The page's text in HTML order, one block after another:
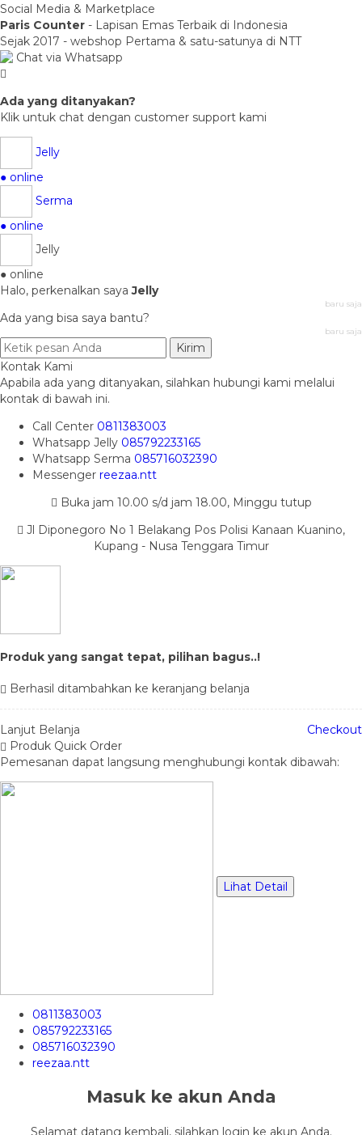
Social Media & Marketplace
Paris Counter - Lapisan Emas Terbaik di Indonesia
Sejak 2017 - webshop Pertama & satu-satunya di NTT
Chat via Whatsapp
Ada yang ditanyakan?
Klik untuk chat dengan customer support kami
Jelly
● online
Serma
● online
Jelly
● online
Halo, perkenalkan sayaJelly
baru saja
Ada yang bisa saya bantu?
baru saja
Kirim
Kontak Kami
Apabila ada yang ditanyakan, silahkan hubungi kami melalui
kontak di bawah ini.
Call Center 0811383003
Whatsapp Jelly 085792233165
Whatsapp Serma 085716032390
Messenger reezaa.ntt
Buka jam 10.00 s/d jam 18.00, Minggu tutup
Jl Diponegoro No 1 Belakang Pos Polisi Kanaan Kuanino,
Kupang - Nusa Tenggara Timur
Produk yang sangat tepat, pilihan bagus..!
Berhasil ditambahkan ke keranjang belanja
Lanjut Belanja
Checkout
Produk Quick Order
Pemesanan dapat langsung menghubungi kontak dibawah:
Lihat Detail
0811383003
085792233165
085716032390
reezaa.ntt
Masuk ke akun Anda
Selamat datang kembali, silahkan login ke akun Anda.